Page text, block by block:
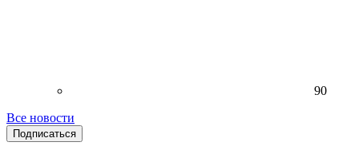
90
Все новости
Подписаться